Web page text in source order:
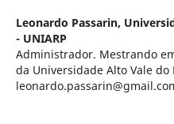
Leonardo Passarin,
- UNIARP
Administrador. Mestrando
da Universidade Alto Vale do